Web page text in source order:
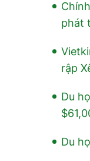
phát
rập
Du
Du